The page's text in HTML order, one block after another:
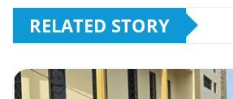
RELATED STORY